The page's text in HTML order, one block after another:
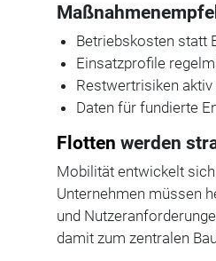
Betriebskosten statt
Einsatzprofile
Restwertrisiken aktiv
Daten für fundierte
Flotten werden
Mobilität entwickelt
Unternehmen müssen
und
damit zum zentralen